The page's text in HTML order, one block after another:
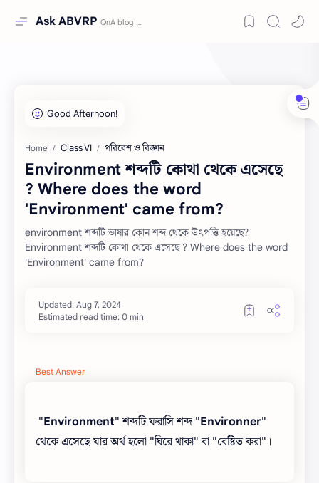
Ask ABVRP
Home Class VI পরিবেশ ও বিজ্ঞান
Environment শব্দটি কোথা থেকে এসেছে
? Where does the word
'Environment' came from?
environment শব্দটি ভাষার কোন শব্দ থেকে উৎপত্তি হয়েছে?
Environment শব্দটি কোথা থেকে এসেছে ? Where does the word
'Environment' came from?
Estimated read time: 0 min
Best Answer
"Environment" শব্দটি ফরাসি শব্দ "Environner"
থেকে এসেছে যার অর্থ হলো "ঘিরে থাকা" বা "বেষ্টিত করা"।